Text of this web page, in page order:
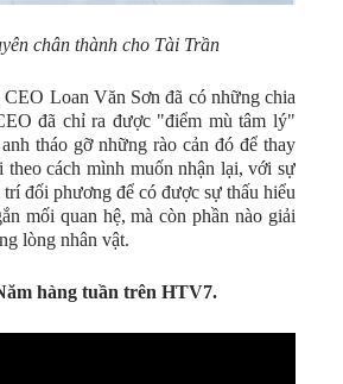
chân thành cho Tài Trần
Loan Văn Sơn đã có những chia
đã chỉ ra được "điểm mù tâm lý"
tháo gỡ những rào cản đó để thay
cách mình muốn nhận lại, với sự
đối phương để có được sự thấu hiểu
mối quan hệ, mà còn phần nào giải
lòng nhân vật.
hàng tuần trên HTV7.